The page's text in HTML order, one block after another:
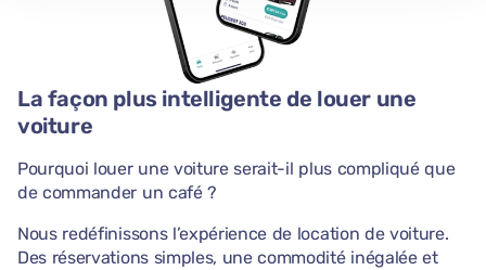
La façon plus intelligente de louer une
voiture
Pourquoi louer une voiture serait-il plus compliqué que
de commander un café ?
Nous redéfinissons l’expérience de location de voiture.
Des réservations simples, une commodité inégalée et